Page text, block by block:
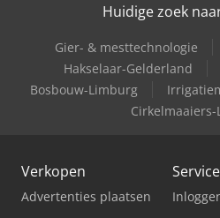
Huidige zoek
Gier- & mesttechnologie
Hakselaar-Gelderland
Bosbouw-Limburg
Verkopen
Advertenties plaatsen